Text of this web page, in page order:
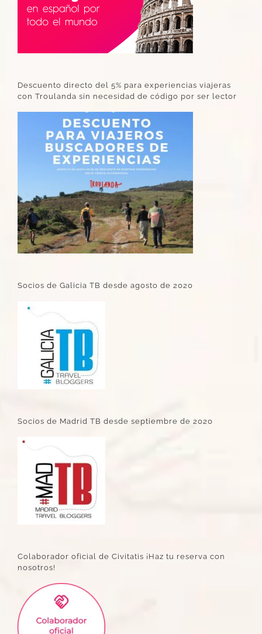
Descuento directo del 5% para experiencias viajeras
con Troulanda sin necesidad de código por ser lector
Socios de Galicia TB desde agosto de 2020
Socios de Madrid TB desde septiembre de 2020
Colaborador oficial de Civitatis ¡Haz tu reserva con
nosotros!